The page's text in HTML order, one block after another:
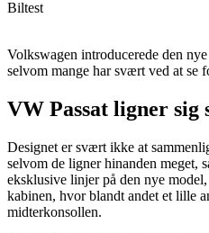
Biltest
Volkswagen introducerede den
selvom mange har svært ved at se
VW Passat ligner sig
Designet er svært ikke at
selvom de ligner hinanden meget,
eksklusive linjer på den nye
kabinen, hvor blandt andet et lille
midterkonsollen.